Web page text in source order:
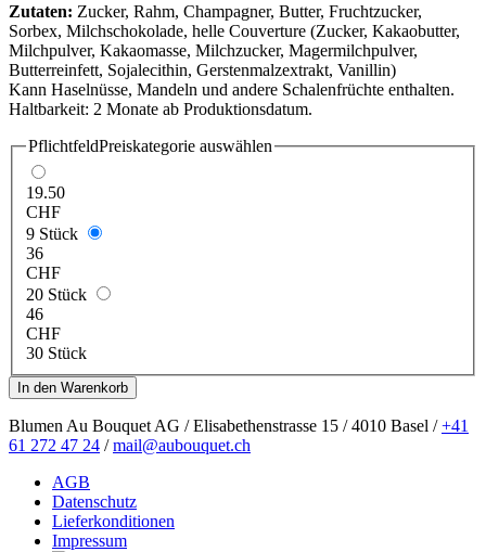
Zutaten: Zucker, Rahm, Champagner, Butter, Fruchtzucker,
Sorbex, Milchschokolade, helle Couverture (Zucker, Kakaobutter,
Milchpulver, Kakaomasse, Milchzucker, Magermilchpulver,
Butterreinfett, Sojalecithin, Gerstenmalzextrakt, Vanillin)
Kann Haselnüsse, Mandeln und andere Schalenfrüchte enthalten.
Haltbarkeit: 2 Monate ab Produktionsdatum.
PflichtfeldPreiskategorie auswählen
19.50
CHF
9 Stück
36
CHF
20 Stück
46
CHF
30 Stück
Blumen Au Bouquet AG / Elisabethenstrasse 15 / 4010 Basel /+41
61 272 47 24 /mail@aubouquet.ch
AGB
Datenschutz
Lieferkonditionen
Impressum